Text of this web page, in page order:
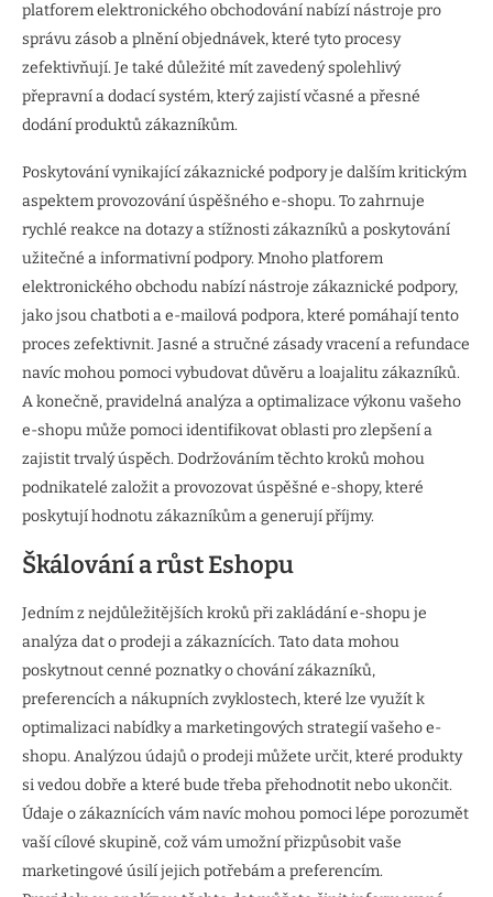
platforem elektronického obchodování nabízí nástroje pro
správu zásob a plnění objednávek, které tyto procesy
zefektivňují. Je také důležité mít zavedený spolehlivý
přepravní a dodací systém, který zajistí včasné a přesné
dodání produktů zákazníkům.
Poskytování vynikající zákaznické podpory je dalším kritickým
aspektem provozování úspěšného e-shopu. To zahrnuje
rychlé reakce na dotazy a stížnosti zákazníků a poskytování
užitečné a informativní podpory. Mnoho platforem
elektronického obchodu nabízí nástroje zákaznické podpory,
jako jsou chatboti a e-mailová podpora, které pomáhají tento
proces zefektivnit. Jasné a stručné zásady vracení a refundace
navíc mohou pomoci vybudovat důvěru a loajalitu zákazníků.
A konečně, pravidelná analýza a optimalizace výkonu vašeho
e-shopu může pomoci identifikovat oblasti pro zlepšení a
zajistit trvalý úspěch. Dodržováním těchto kroků mohou
podnikatelé založit a provozovat úspěšné e-shopy, které
poskytují hodnotu zákazníkům a generují příjmy.
Škálování a růst Eshopu
Jedním z nejdůležitějších kroků při zakládání e-shopu je
analýza dat o prodeji a zákaznících. Tato data mohou
poskytnout cenné poznatky o chování zákazníků,
preferencích a nákupních zvyklostech, které lze využít k
optimalizaci nabídky a marketingových strategií vašeho e-
shopu. Analýzou údajů o prodeji můžete určit, které produkty
si vedou dobře a které bude třeba přehodnotit nebo ukončit.
Údaje o zákaznících vám navíc mohou pomoci lépe porozumět
vaší cílové skupině, což vám umožní přizpůsobit vaše
marketingové úsilí jejich potřebám a preferencím.